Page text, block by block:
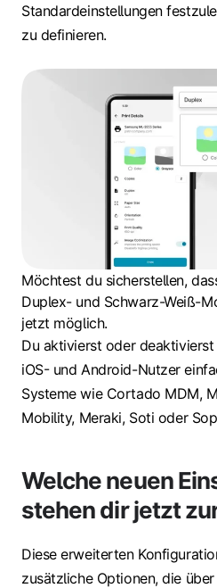
Standardeinstellungen
zu definieren.
Möchtest du sicherstellen,
Duplex- und Schwarz-Weiß-
jetzt möglich.
Du aktivierst oder
iOS- und Android-Nutzer
Systeme wie Cortado MDM,
Mobility, Meraki, Soti oder
Welche neuen
stehen dir jetzt
Diese erweiterten
zusätzliche Optionen, die